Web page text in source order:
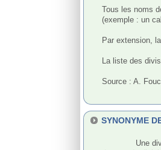
Tous les noms
(exemple : un
Par extension,
La liste des
Source : A.
SYNONYME